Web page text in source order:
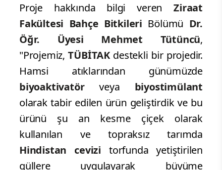
Proje hakkında bilgi verenZiraat
Fakültesi Bahçe Bitkileri Bölümü Dr.
Öğr. Üyesi Mehmet Tütüncü,
"Projemiz,TÜBİTAK destekli bir projedir.
Hamsi atıklarından günümüzde
biyoaktivatörveya biyostimülant
olarak tabir edilen ürün geliştirdik ve bu
ürünü şu an kesme çiçek olarak
kullanılan ve topraksız tarımda
Hindistan cevizi torfunda yetiştirilen
güllere uygulayarak büyüme